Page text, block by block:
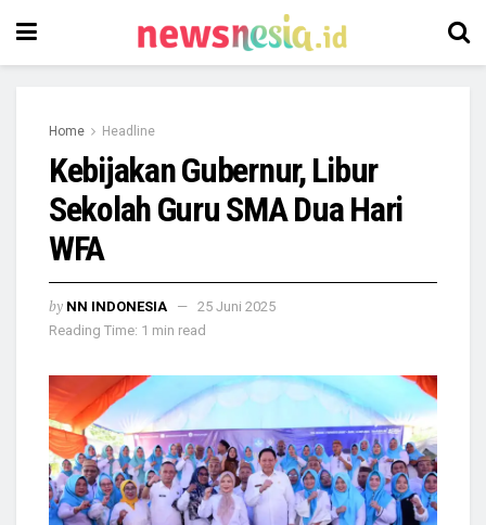
Home Headline
Kebijakan Gubernur, Libur
Sekolah Guru SMA Dua Hari
WFA
by NN INDONESIA
25 Juni 2025
Reading Time: 1 min read